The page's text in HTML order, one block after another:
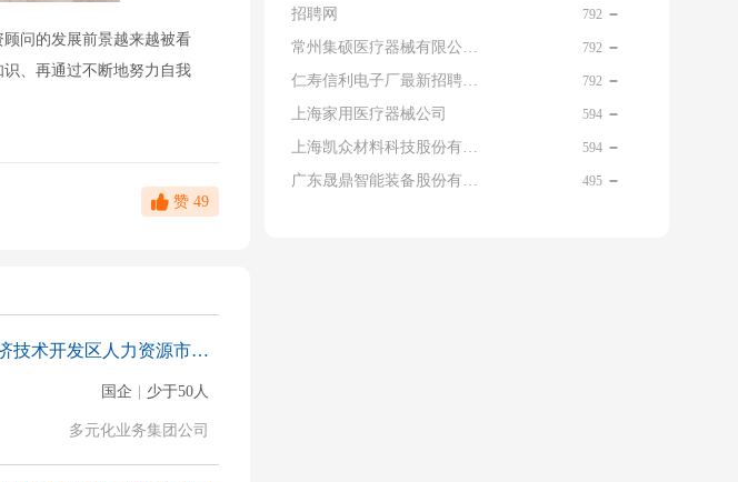
问的发展前景越来越被看
、再通过不断地努力自我
赞 49
常熟经济技术开发区人力资源市场有限公司
国企 少于50人
多元化业务集团公司
招聘网 792
常州集硕医疗器械有限公司 名片 792
仁寿信利电子厂最新招聘信息查询 792
上海家用医疗器械公司 594
上海凯众材料科技股份有限公司招聘电话 594
广东晟鼎智能装备股份有限公司 495